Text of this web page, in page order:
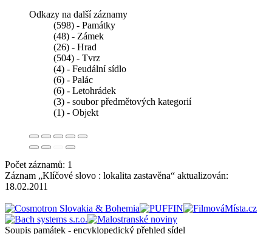
Odkazy na další záznamy
(598) - Památky
(48) - Zámek
(26) - Hrad
(504) - Tvrz
(4) - Feudální sídlo
(6) - Palác
(6) - Letohrádek
(3) - soubor předmětových kategorií
(1) - Objekt
Počet záznamů: 1
Záznam „Klíčové slovo : lokalita zastavěna“ aktualizován:
18.02.2011
Soupis památek - encyklopedický přehled sídel